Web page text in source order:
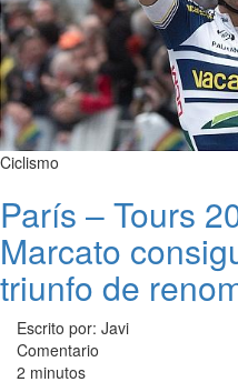
Ciclismo
París – Tours
Marcato
triunfo de
Escrito por: Javi
Comentario
2 minutos